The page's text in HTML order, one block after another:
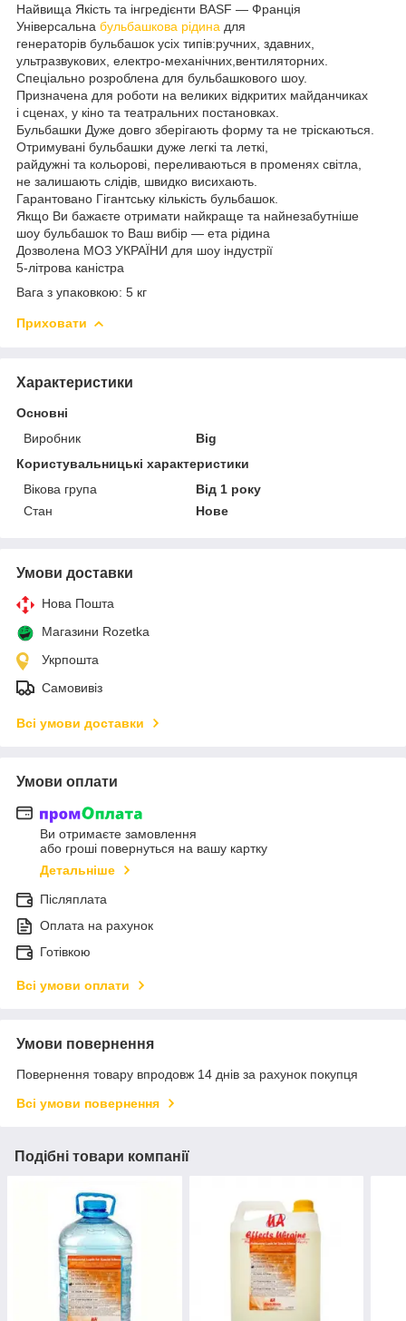
Найвища Якість та інгредієнти BASF — Франція
Універсальна бульбашкова рідина для
генераторів бульбашок усіх типів:ручних, здавних,
ультразвукових, електро-механічних,вентиляторних.
Спеціально розроблена для бульбашкового шоу.
Призначена для роботи на великих відкритих майданчиках
і сценах, у кіно та театральних постановках.
Бульбашки Дуже довго зберігають форму та не тріскаються.
Отримувані бульбашки дуже легкі та леткі,
райдужні та кольорові, переливаються в променях світла,
не залишають слідів, швидко висихають.
Гарантовано Гігантську кількість бульбашок.
Якщо Ви бажаєте отримати найкраще та найнезабутніше
шоу бульбашок то Ваш вибір — ета рідина
Дозволена МОЗ УКРАЇНИ для шоу індустрії
5-літрова каністра
Вага з упаковкою: 5 кг
Приховати
Характеристики
Основні
Виробник
Big
Користувальницькі характеристики
Вікова група
Від 1 року
Стан
Нове
Умови доставки
Нова Пошта
Магазини Rozetka
Укрпошта
Самовивіз
Всі умови доставки
Умови оплати
Ви отримаєте замовлення
або гроші повернуться на вашу картку
Детальніше
Післяплата
Оплата на рахунок
Готівкою
Всі умови оплати
Умови повернення
Повернення товару впродовж 14 днів за рахунок покупця
Всі умови повернення
Подібні товари компанії